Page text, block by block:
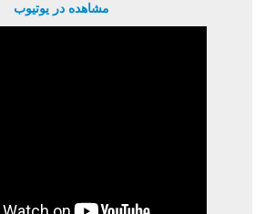
مشاهده در یوتیوب